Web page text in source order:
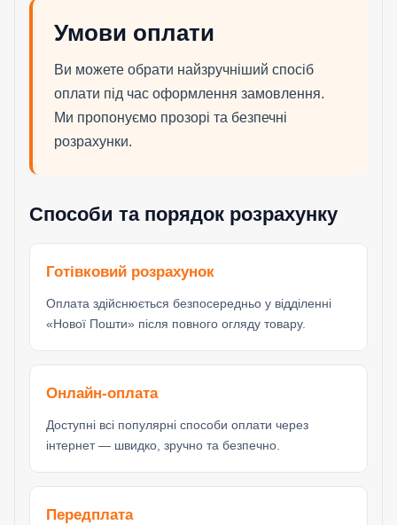
Умови оплати
Ви можете обрати найзручніший спосіб
оплати під час оформлення замовлення.
Ми пропонуємо прозорі та безпечні
розрахунки.
Способи та порядок розрахунку
Готівковий розрахунок
Оплата здійснюється безпосередньо у відділенні
«Нової Пошти» після повного огляду товару.
Онлайн-оплата
Доступні всі популярні способи оплати через
інтернет — швидко, зручно та безпечно.
Передплата